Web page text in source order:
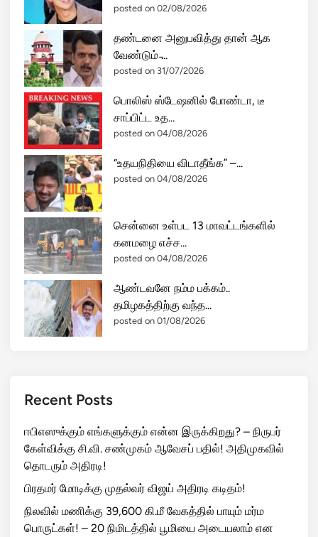
posted on 02/08/2026
தண்டனை அனுபவித்து தான் ஆக
வேண்டும் ̵...
posted on 31/07/2026
பொலிஸ் ஸ்டேஷனில் போண்டா, டீ
சாப்பிட்ட உத...
posted on 04/08/2026
“உதயநிதியை விடாதீங்க” –...
posted on 04/08/2026
சென்னை உள்பட 13 மாவட்டங்களில்
கனமழை எச்ச...
posted on 04/08/2026
ஆண்டவனே நம்ம பக்கம்..
தமிழகத்திற்கு வந்த...
posted on 01/08/2026
Recent Posts
ஈபிஎஸுக்கும் எங்களுக்கும் என்ன இருக்கிறது? – நிருபர்
கேள்விக்கு சி.வி. சண்முகம் ஆவேசப் பதில்! அதிமுகவில்
தொடரும் அதிரடி!
பிரதமர் மோடிக்கு முதல்வர் விஜய் அதிரடி கடிதம்!
நிலவில் மணிக்கு 39,600 கி.மீ வேகத்தில் பாயும் மர்ம
பொருட்கள்! – 20 நிமிடத்தில் பூமியை அடையலாம் என